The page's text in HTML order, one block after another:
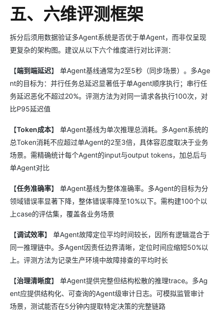
五、六维评测框架
拆分后须用数据验证多Agent系统是否优于单Agent，而非仅呈现
更复杂的架构图。建议从以下六个维度进行对比评测：
【端到端延迟】 单Agent基线通常为2至5秒（同步场景）。多Age
nt的目标为：并行任务总延迟显著低于单Agent顺序执行；串行任
务延迟恶化不超过20%。评测方法为对同一请求各执行100次，对
比P95延迟值
【Token成本】 单Agent基线为单次推理总消耗。多Agent系统的
总Token消耗不应超过单Agent的2至3倍，具体容忍度取决于业务
场景。需精确统计每个Agent的input与output tokens，加总后与
单Agent对比
【任务准确率】 单Agent基线为整体准确率。多Agent的目标为分
领域错误率显著下降，整体错误率降至10%以下。需构建100个以
上case的评估集，覆盖各业务场景
【调试效率】 单Agent故障定位平均时间较长，因所有逻辑混合于
同一推理链中。多Agent因责任边界清晰，定位时间应缩短50%以
上。评测方法为记录生产环境中故障排查的平均时长
【治理清晰度】 单Agent提供完整但结构松散的推理trace。多Ag
ent应提供结构化、可查询的Agent级审计日志。可模拟监管审计
场景，测试能否在5分钟内提取特定决策的完整链路